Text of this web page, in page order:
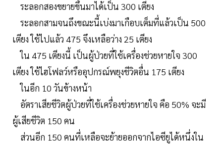
ระลอกสองขยายขึ้นมาได้เป็น 300 เตียง
ระลอกสามจนถึงขณะนี้เบ่งมาเกือบเต็มที่แล้วเป็น 500
เตียง ใช้ไปแล้ว 475 จึงเหลือว่าง 25 เตียง
ใน 475 เตียงนี้ เป็นผู้ป่วยที่ใช้เครื่องช่วยหายใจ 300
เตียง ใช้ไฮโฟลว์หรืออุปกรณ์พยุงชีวิตอื่น 175 เตียง
ในอีก 10 วันข้างหน้า
อัตราเสียชีวิตผู้ป่วยที่ใช้เครื่องช่วยหายใจ คือ 50% จะมี
ผู้เสียชีวิต 150 คน
ส่วนอีก 150 คนที่เหลือจะย้ายออกจากไอซียูได้หนึ่งใน